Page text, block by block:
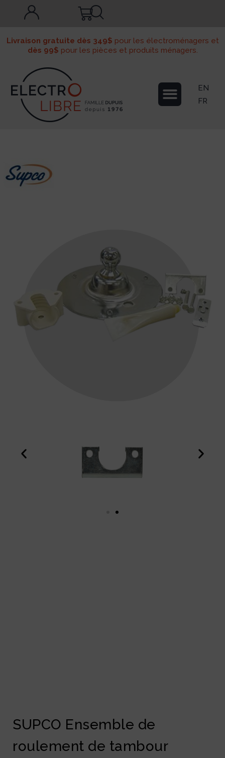
Livraison gratuite dès 349$ pour les électroménagers et
dès 99$ pour les pièces et produits ménagers.
EN
FR
SUPCO Ensemble de
roulement de tambour